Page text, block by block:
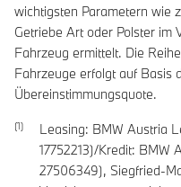
wichtigsten Parametern wie
Getriebe Art oder Polster im
Fahrzeug ermittelt. Die
Fahrzeuge erfolgt auf Basis
Übereinstimmungsquote.
Leasing: BMW Austria
17752213)/Kredit: BMW
27506349), Siegfried-